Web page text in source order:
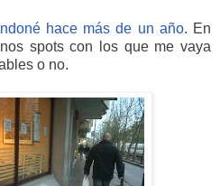
hace más de un año. En
spots con los que me vaya
o no.